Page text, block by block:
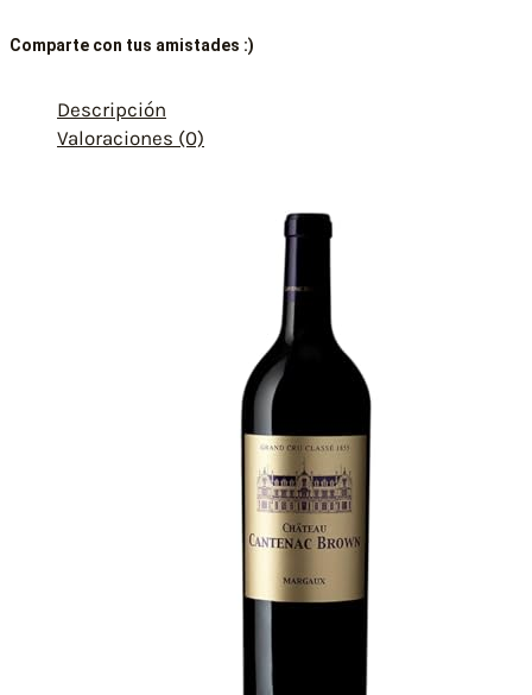
Comparte con tus amistades :)
Descripción
Valoraciones (0)